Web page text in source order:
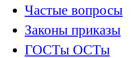
Частые вопросы
Законы приказы
ГОСТы ОСТы